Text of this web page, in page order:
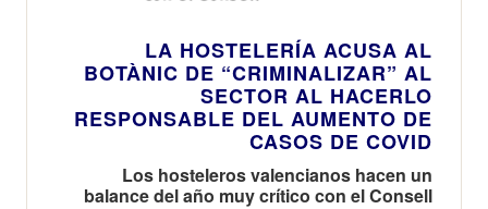
LA HOSTELERÍA ACUSA AL
BOTÀNIC DE “CRIMINALIZAR” AL
SECTOR AL HACERLO
RESPONSABLE DEL AUMENTO DE
CASOS DE COVID
Los hosteleros valencianos hacen un
balance del año muy crítico con el Consell